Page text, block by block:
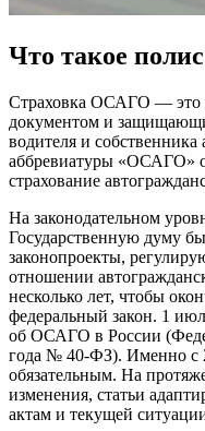
Что такое
Страховка ОСАГО — это
документом и
водителя и
аббревиатуры «ОСАГО»
страхование
На законодательном
Государственную думу
законопроекты,
отношении
несколько лет, чтобы
федеральный закон. 1
об ОСАГО в России
года № 40-ФЗ). Именно с
обязательным. На
изменения, статьи
актам и текущей